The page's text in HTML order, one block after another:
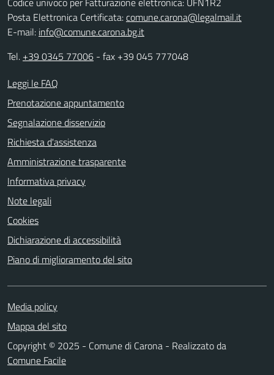
Posta Elettronica Certificata:comune.carona@legalmail.it
E-mail: info@comune.carona.bg.it
Tel. +39 0345 77006 - fax +39 045 777048
Leggi le FAQ
Prenotazione appuntamento
Segnalazione disservizio
Richiesta d'assistenza
Amministrazione trasparente
Informativa privacy
Note legali
Cookies
Dichiarazione di accessibilità
Piano di miglioramento del sito
Media policy
Mappa del sito
Copyright © 2025 - Comune di Carona - Realizzato da
Comune Facile